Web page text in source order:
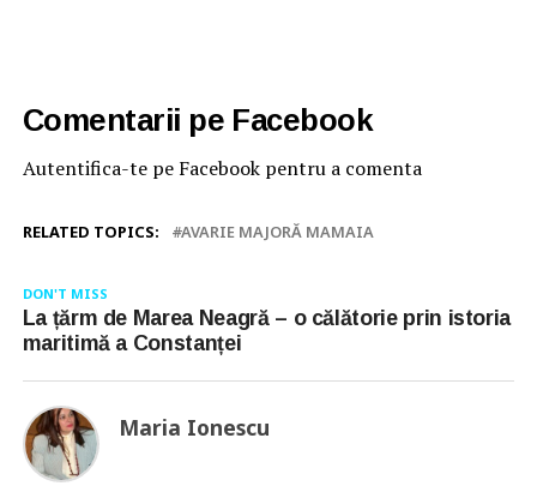
Comentarii pe Facebook
Autentifica-te pe Facebook pentru a comenta
RELATED TOPICS: AVARIE MAJORĂ MAMAIA
DON'T MISS
La țărm de Marea Neagră – o călătorie prin istoria
maritimă a Constanței
Maria Ionescu